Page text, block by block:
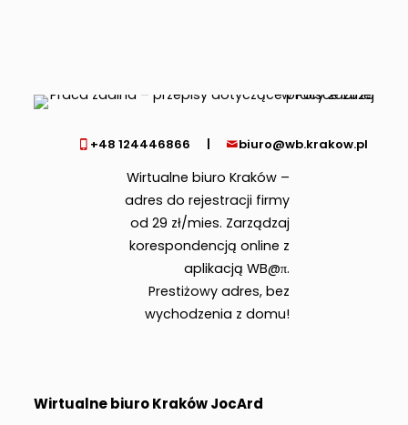
+48 124446866 | biuro@wb.krakow.pl
Wirtualne biuro Kraków –
adres do rejestracji firmy
od 29 zł/mies. Zarządzaj
korespondencją online z
aplikacją WB@π.
Prestiżowy adres, bez
wychodzenia z domu!
Wirtualne biuro Kraków JocArd